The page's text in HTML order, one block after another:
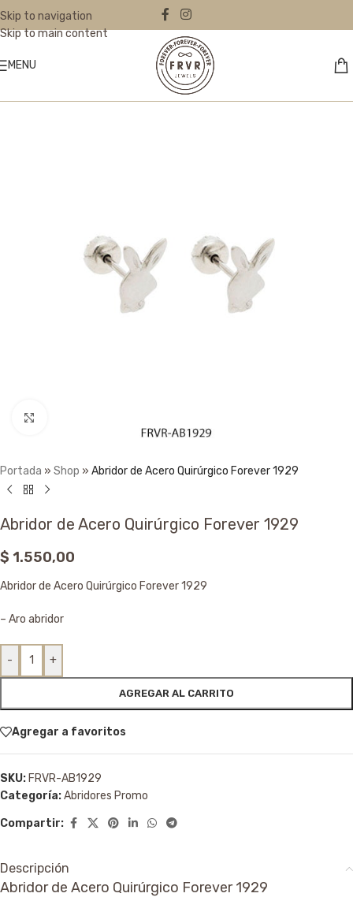
Skip to navigation
Skip to main content
MENU
Portada » Shop » Abridor de Acero Quirúrgico Forever 1929
Abridor de Acero Quirúrgico Forever 1929
$ 1.550,00
Abridor de Acero Quirúrgico Forever 1929
– Aro abridor
- +
AGREGAR AL CARRITO
Agregar a favoritos
SKU: FRVR-AB1929
Categoría:Abridores Promo
Compartir:
Descripción
Abridor de Acero Quirúrgico Forever 1929